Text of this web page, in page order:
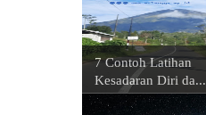
7 Contoh Latihan
Kesadaran Diri da...